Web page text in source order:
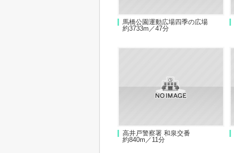
馬橋公園運動広場四季の広場
約3733m／47分
高井戸警察署 和泉交番
約840m／11分